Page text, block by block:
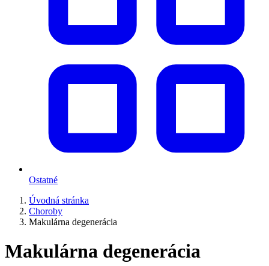
Ostatné
Úvodná stránka
Choroby
Makulárna degenerácia
Makulárna degenerácia